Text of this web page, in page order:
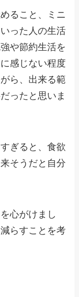
ること、ミニ
った人の生活
や節約生活を
感じない程度
ら、出来る範
ったと思いま
ぎると、食欲
そうだと自分
心がけまし
らすことを考